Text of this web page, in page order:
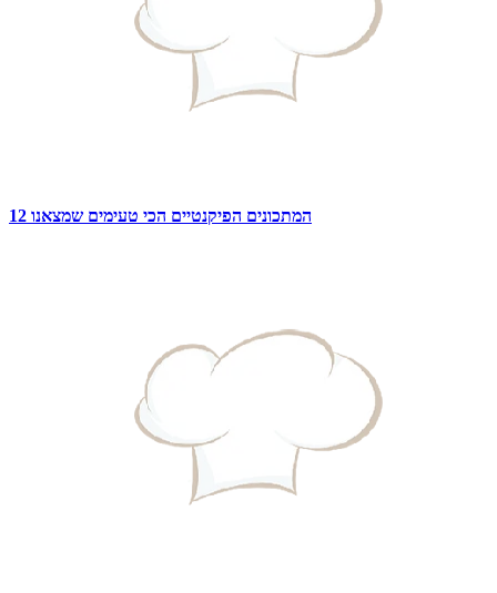
12 המתכונים הפיקנטיים הכי טעימים שמצאנו